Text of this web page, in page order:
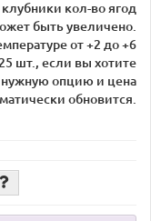
клубники кол-во ягод
быть увеличено.
от +2 до +6
шт., если вы хотите
нужную опцию и цена
обновится.